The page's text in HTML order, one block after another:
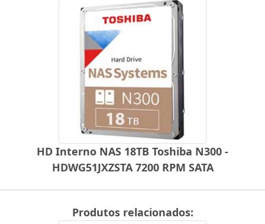
HD Interno NAS 18TB Toshiba N300 -
HDWG51JXZSTA 7200 RPM SATA
Produtos relacionados: